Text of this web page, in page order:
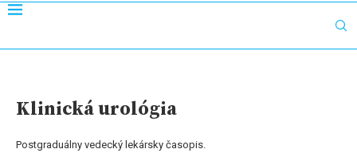
Klinická urológia
Postgraduálny vedecký lekársky časopis.